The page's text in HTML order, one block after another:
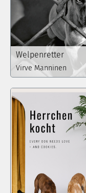
Welpenretter
Virve Manninen